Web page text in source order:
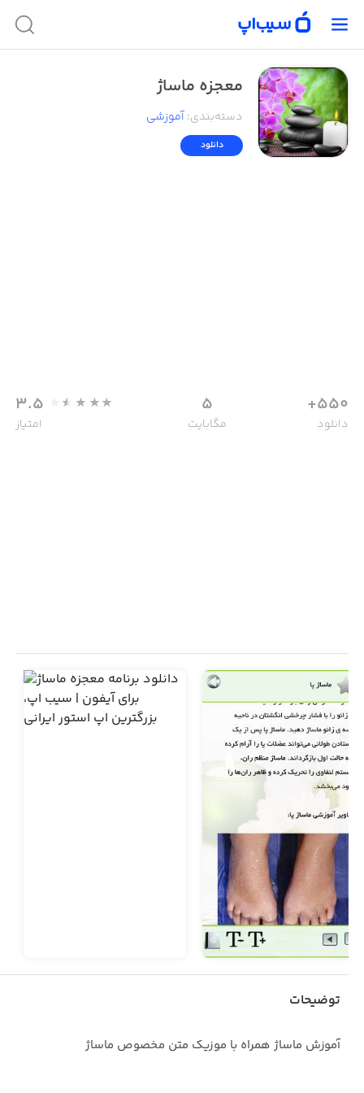
معجزه ماساژ
دسته‌بندی:آموزشی
دانلود
550+
دانلود
5
مگابایت
3.5
امتیاز
توضیحات
آموزش ماساژ همراه با موزیک متن مخصوص ماساژ